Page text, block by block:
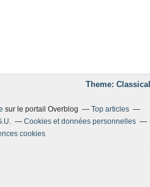
Theme:
sur le portail Overblog
Top articles
Cookies et données personnelles
cookies